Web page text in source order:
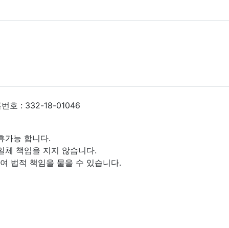
번호 : 332-18-01046
가능 합니다.
체 책임을 지지 않습니다.
법적 책임을 물을 수 있습니다.